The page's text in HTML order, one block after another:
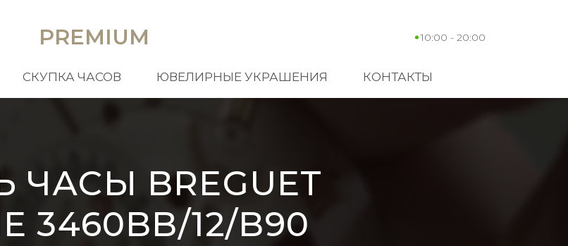
PREMIUM 10:00 - 20:00
СКУПКА ЧАСОВ ЮВЕЛИРНЫЕ УКРАШЕНИЯ КОНТАКТЫ
ЧАСЫ BREGUET
3460BB/12/B90